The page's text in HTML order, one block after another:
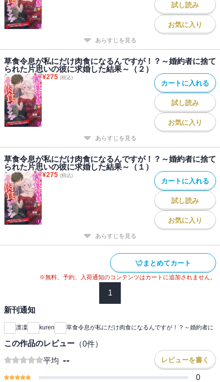
試し読み
お気に入り
あらすじを見る
草食令息が私にだけ肉食になるんですが！？～婚約者に捨て
られた片思いの彼に求婚した結果～（２）
¥275 (税込)
カートに入れる
試し読み
お気に入り
あらすじを見る
草食令息が私にだけ肉食になるんですが！？～婚約者に捨て
られた片思いの彼に求婚した結果～（１）
¥275 (税込)
カートに入れる
試し読み
お気に入り
あらすじを見る
まとめてカート
※無料、予約、入荷通知のコンテンツはカートに追加されません。
1
新刊通知
凛凜 kuren 草食令息が私にだけ肉食になるんですが！？～婚約者に
この作品のレビュー （0件）
平均 -- レビューを書く
0